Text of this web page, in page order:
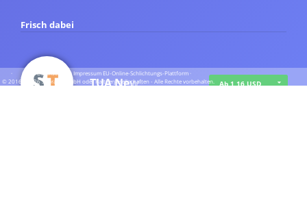
Frisch dabei
TUA News Ab 1,16 USD
· · ·Datenschutz · Impressum EU-Online-Schlichtungs-Plattform ·
© 2016 - 2026 SupraTix GmbH oder Partnergesellschaften - Alle Rechte vorbehalten.